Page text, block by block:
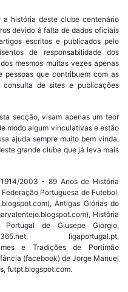
a história deste clube centenário
devido à falta de dados oficiais
escritos e publicados pelo
de responsabilidade dos
mesmos muitas vezes apenas
pessoas que contribuem com as
de sites e publicações
secção, visam apenas um teor
modo algum vinculativas e estão
ajuda sempre muito bem vinda,
grande clube que já leva mais
1914/2003 - 89 Anos de História
Portuguesa de Futebol,
Antigas Glórias do
História
de Giusepe Giorgio,
ligaportugal.pt,
e Tradições de Portimão
(facebook) de Jorge Manuel
futpt.blogspot.com.